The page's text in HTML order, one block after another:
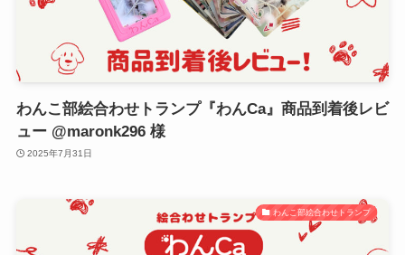
わんこ部絵合わせトランプ『わんCa』商品到着後レビ
ュー @maronk296 様
2025年7月31日
わんこ部絵合わせトランプ